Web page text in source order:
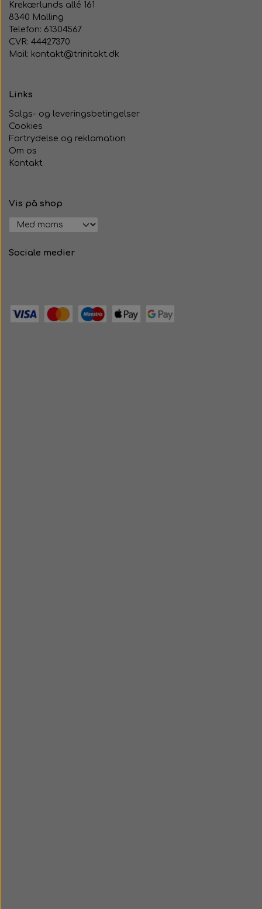
Krekærlunds allé 161
8340 Malling
Telefon: 61304567
CVR: 44427370
Mail: kontakt@trinitakt.dk
Links
Salgs- og leveringsbetingelser
Cookies
Fortrydelse og reklamation
Om os
Kontakt
Vis på shop
Sociale medier